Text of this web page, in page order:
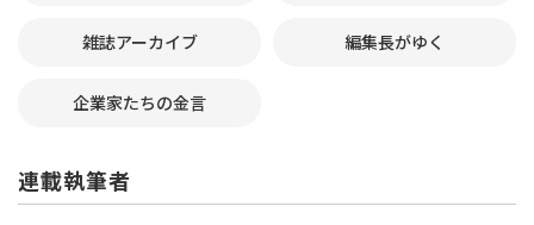
雑誌アーカイブ 編集長がゆく
企業家たちの金言
連載執筆者